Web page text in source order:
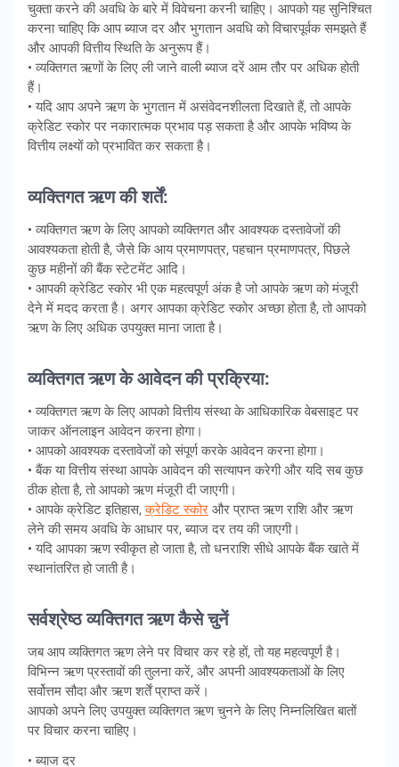
चुक्ता करने की अवधि के बारे में विवेचना करनी चाहिए। आपको यह सुनिश्चित
करना चाहिए कि आप ब्याज दर और भुगतान अवधि को विचारपूर्वक समझते हैं
और आपकी वित्तीय स्थिति के अनुरूप हैं।
• व्यक्तिगत ऋणों के लिए ली जाने वाली ब्याज दरें आम तौर पर अधिक होती
हैं।
• यदि आप अपने ऋण के भुगतान में असंवेदनशीलता दिखाते हैं, तो आपके
क्रेडिट स्कोर पर नकारात्मक प्रभाव पड़ सकता है और आपके भविष्य के
वित्तीय लक्ष्यों को प्रभावित कर सकता है।
व्यक्तिगत ऋण की शर्तें:
• व्यक्तिगत ऋण के लिए आपको व्यक्तिगत और आवश्यक दस्तावेजों की
आवश्यकता होती है, जैसे कि आय प्रमाणपत्र, पहचान प्रमाणपत्र, पिछले
कुछ महीनों की बैंक स्टेटमेंट आदि।
• आपकी क्रेडिट स्कोर भी एक महत्वपूर्ण अंक है जो आपके ऋण को मंजूरी
देने में मदद करता है। अगर आपका क्रेडिट स्कोर अच्छा होता है, तो आपको
ऋण के लिए अधिक उपयुक्त माना जाता है।
व्यक्तिगत ऋण के आवेदन की प्रक्रिया:
• व्यक्तिगत ऋण के लिए आपको वित्तीय संस्था के आधिकारिक वेबसाइट पर
जाकर ऑनलाइन आवेदन करना होगा।
• आपको आवश्यक दस्तावेजों को संपूर्ण करके आवेदन करना होगा।
• बैंक या वित्तीय संस्था आपके आवेदन की सत्यापन करेगी और यदि सब कुछ
ठीक होता है, तो आपको ऋण मंजूरी दी जाएगी।
• आपके क्रेडिट इतिहास,क्रेडिट स्कोर और प्राप्त ऋण राशि और ऋण
लेने की समय अवधि के आधार पर, ब्याज दर तय की जाएगी।
• यदि आपका ऋण स्वीकृत हो जाता है, तो धनराशि सीधे आपके बैंक खाते में
स्थानांतरित हो जाती है।
सर्वश्रेष्ठ व्यक्तिगत ऋण कैसे चुनें
जब आप व्यक्तिगत ऋण लेने पर विचार कर रहे हों, तो यह महत्वपूर्ण है।
विभिन्न ऋण प्रस्तावों की तुलना करें, और अपनी आवश्यकताओं के लिए
सर्वोत्तम सौदा और ऋण शर्तें प्राप्त करें।
आपको अपने लिए उपयुक्त व्यक्तिगत ऋण चुनने के लिए निम्नलिखित बातों
पर विचार करना चाहिए।
• ब्याज दर